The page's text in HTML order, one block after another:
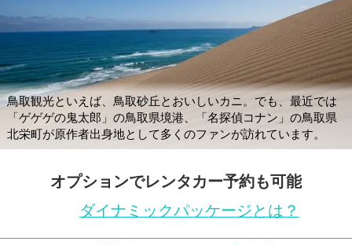
鳥取観光といえば、鳥取砂丘とおいしいカニ。でも、最近では
「ゲゲゲの鬼太郎」の鳥取県境港、「名探偵コナン」の鳥取県
北栄町が原作者出身地として多くのファンが訪れています。
オプションでレンタカー予約も可能
ダイナミックパッケージとは？